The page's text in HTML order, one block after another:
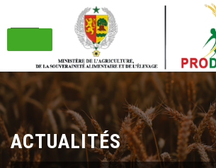
Skip
content
ACTUALITÉS